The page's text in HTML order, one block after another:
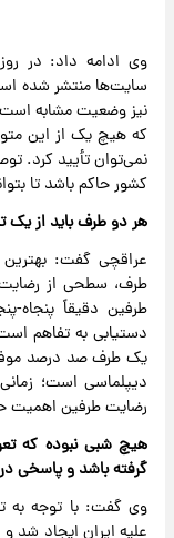
وی ادامه داد: در
سایت‌ها منتشر شده
نیز وضعیت مشابه است.
که هیچ یک از این
نمی‌توان تأیید کرد.
کشور حاکم باشد تا
هر دو طرف باید از یک
عراقچی گفت:
طرف، سطحی از
طرفین دقیقاً پنجاه-
دستیابی به تفاهم
یک طرف صد درصد
دیپلماسی است؛
رضایت طرفین اهمیت
هیچ شبی نبوده که
گرفته باشد و پاسخی
علیه ایران ایجاد شد